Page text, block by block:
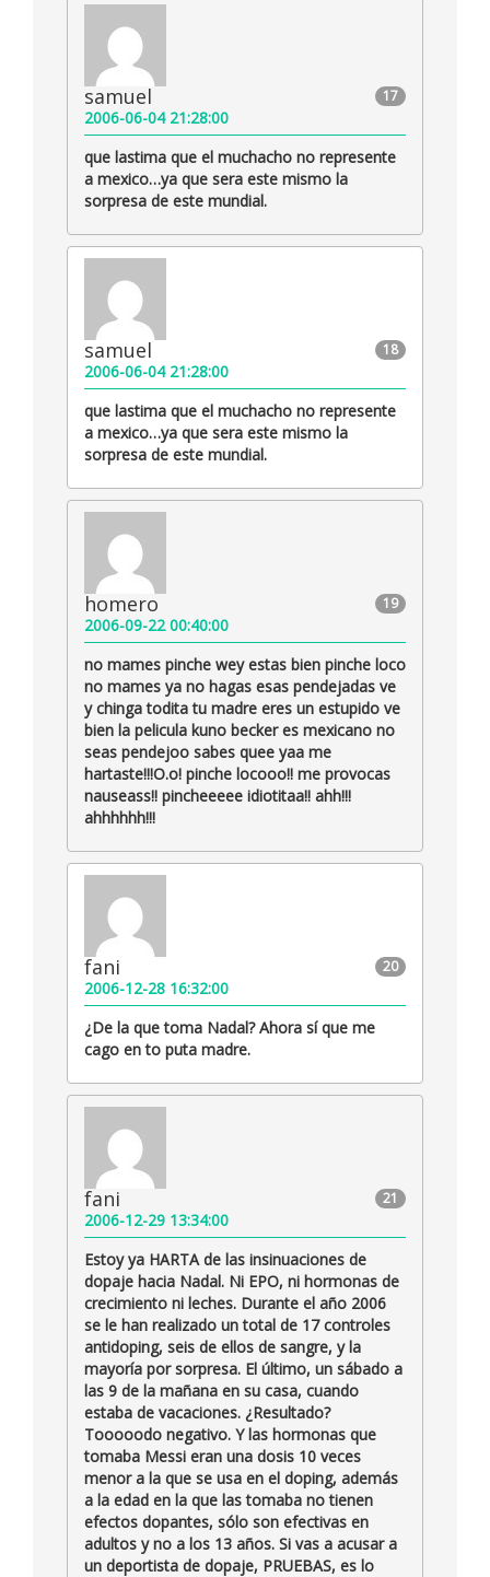
17
samuel
2006-06-04 21:28:00
que lastima que el muchacho no represente
a mexico…ya que sera este mismo la
sorpresa de este mundial.
18
samuel
2006-06-04 21:28:00
que lastima que el muchacho no represente
a mexico…ya que sera este mismo la
sorpresa de este mundial.
19
homero
2006-09-22 00:40:00
no mames pinche wey estas bien pinche loco
no mames ya no hagas esas pendejadas ve
y chinga todita tu madre eres un estupido ve
bien la pelicula kuno becker es mexicano no
seas pendejoo sabes quee yaa me
hartaste!!!O.o! pinche locooo!! me provocas
nauseass!! pincheeeee idiotitaa!! ahh!!!
ahhhhhh!!!
20
fani
2006-12-28 16:32:00
¿De la que toma Nadal? Ahora sí que me
cago en to puta madre.
21
fani
2006-12-29 13:34:00
Estoy ya HARTA de las insinuaciones de
dopaje hacia Nadal. Ni EPO, ni hormonas de
crecimiento ni leches. Durante el año 2006
se le han realizado un total de 17 controles
antidoping, seis de ellos de sangre, y la
mayoría por sorpresa. El último, un sábado a
las 9 de la mañana en su casa, cuando
estaba de vacaciones. ¿Resultado?
Tooooodo negativo. Y las hormonas que
tomaba Messi eran una dosis 10 veces
menor a la que se usa en el doping, además
a la edad en la que las tomaba no tienen
efectos dopantes, sólo son efectivas en
adultos y no a los 13 años. Si vas a acusar a
un deportista de dopaje, PRUEBAS, es lo